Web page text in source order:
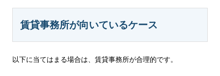
賃貸事務所が向いているケース
以下に当てはまる場合は、賃貸事務所が合理的です。